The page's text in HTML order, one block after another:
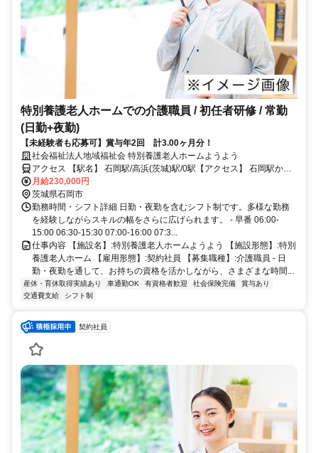
特別養護老人ホームでの介護職員 / 初任者研修 / 常勤
(日勤+夜勤)
【未経験者も応募可】賞与年2回 計3.00ヶ月分！
社会福祉法人地域福祉会 特別養護老人ホームようよう
アクセス 【駅名】 石岡駅/高浜(茨城)駅/0駅【アクセス】 石岡駅から
徒歩21分
月給230,000円
茨城県石岡市
勤務時間・シフト詳細 日勤・夜勤を含むシフト制です。多様な勤務
を経験しながらスキルの幅をさらに広げられます。 - 早番 06:00-
15:00 06:30-15:30 07:00-16:00 07:3...
仕事内容 【施設名】:特別養護老人ホームようよう 【施設形態】:特別
養護老人ホーム 【雇用形態】:契約社員 【募集職種】:介護職員 - 日
勤・夜勤を通して、お持ちの資格を活かしながら、さまざまな時間...
産休・育休取得実績あり 車通勤OK 有資格者歓迎 社会保険完備
賞与あり
交通費支給
シフト制
契約社員